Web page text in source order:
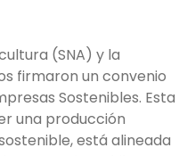
(SNA) y la
firmaron un convenio
Sostenibles. Esta
una producción
está alineada